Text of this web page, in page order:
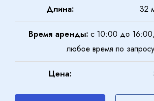
Длина: 32
Время аренды: с 10:00 до
любое время по запросу
Цена: